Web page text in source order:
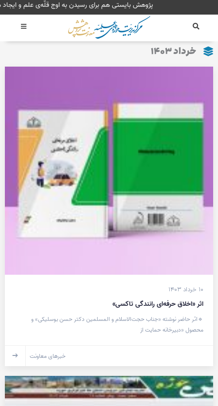
به
پژوهش بایستی هم
خرداد ۱۴۰۳
۱۰ خرداد ۱۴۰۳
اثر «اخلاق حرفه‌ای رانندگی تاکسی»
🔹اثر حاضر نوشته «جناب حجت‌الاسلام و المسلمین دکتر حسن بوسلیکی» و
محصول «دبیرخانه حمایت از
خبرهای معاونت